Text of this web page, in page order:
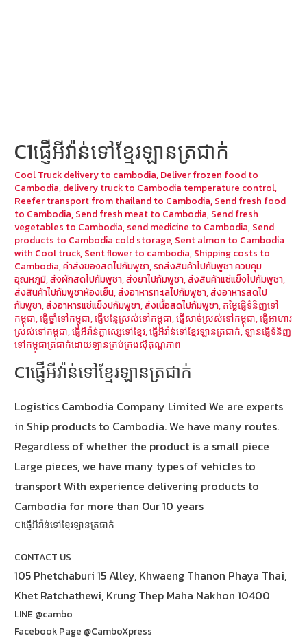
C1ផ្ញើអីវ៉ាន់ទៅខ្មែរឡានត្រជាក់
Cool Truck delivery to cambodia, Deliver frozen food to
Cambodia, delivery truck to Cambodia temperature control,
Reefer transport from thailand to Cambodia, Send fresh food
to Cambodia, Send fresh meat to Cambodia, Send fresh
vegetables to Cambodia, send medicine to Cambodia, Send
products to Cambodia cold storage, Sent almon to Cambodia
with Cool truck, Sent flower to cambodia, Shipping costs to
Cambodia,ค่าส่งของสดไปกัมพูชา,รถส่งสินค้าไปกัมพูชา ควบคุม
อุณหภูมิ,ส่งผักสดไปกัมพูชา,ส่งยาไปกัมพูชา,ส่งสินค้าแช่แข็งไปกัมพูชา,
ส่งสินค้าไปกัมพูชาห้องเย็น,ส่งอาหารทะเลไปกัมพูชา,ส่งอาหารสดไป
กัมพูชา,ส่งอาหารแช่แข็งปกัมพูชา,ส่งเนื้อสดไปกัมพูชา, តម្លៃផ្ញើទំនិញទៅ
កម្ពុជា,ផ្ញើថ្នាំទៅកម្ពុជា,ផ្ញើបន្លែស្រស់ទៅកម្ពុជា,ផ្ញើសាច់ស្រស់ទៅកម្ពុជា,ផ្ញើអាហារ
ស្រស់ទៅកម្ពុជា,ផ្ញើអីវ៉ាន់ក្លាស្សេទៅខ្មែរ,ផ្ញើអីវ៉ាន់ទៅខ្មែរឡានត្រជាក់, ឡានផ្ញើទំនិញ
ទៅកម្ពុជាត្រជាក់ដោយឡានគ្រប់គ្រងស៊ីតុណ្ហភាព
C1ផ្ញើអីវ៉ាន់ទៅខ្មែរឡានត្រជាក់
Logistics Cambodia Company Limited We are experts
in Ship products to Cambodia. We have many routes.
Regardless of whether the product is a small piece
Large pieces, we have many types of vehicles to
transport With experience delivering products to
Cambodia for more than Our 10 years
C1ផ្ញើអីវ៉ាន់ទៅខ្មែរឡានត្រជាក់
CONTACT US
105 Phetchaburi 15 Alley, Khwaeng Thanon Phaya Thai,
Khet Ratchathewi, Krung Thep Maha Nakhon 10400
LINE @cambo
Facebook Page @CamboXpress